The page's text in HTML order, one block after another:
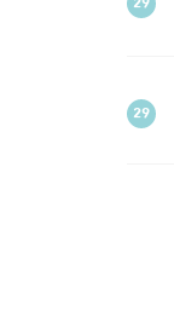
29
29